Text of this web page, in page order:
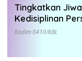
26 Juli 2022
Tingkatkan
Kedisiplinan
Laksanakan
Kodim 0410/KBL